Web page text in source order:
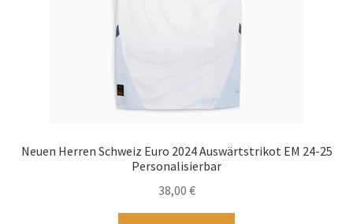
Neuen Herren Schweiz Euro 2024 Auswärtstrikot EM 24-25
Personalisierbar
38,00 €